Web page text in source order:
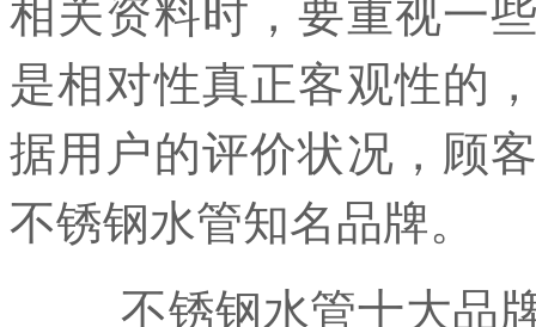
相关资料时，要重视一
是相对性真正客观性的
据用户的评价状况，顾
不锈钢水管知名品牌。
不锈钢水管十大品牌